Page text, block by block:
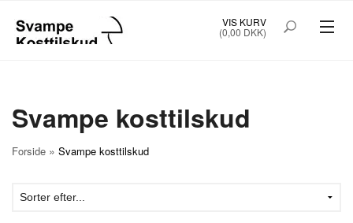
VIS KURV
(0,00 DKK)
PULVER EKSTRAKT 200G
Svampe kosttilskud
Forside » Svampe kosttilskud